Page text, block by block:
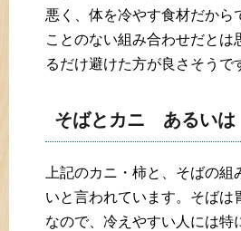
悪く、体を冷やす食材だから
ことのない組み合わせだとは
るだけ避けた方が良さそうで
そばとカニ あるい
上記のカニ・柿と、そばの組
いと言われています。そばは
なので、冷えやすい人には特